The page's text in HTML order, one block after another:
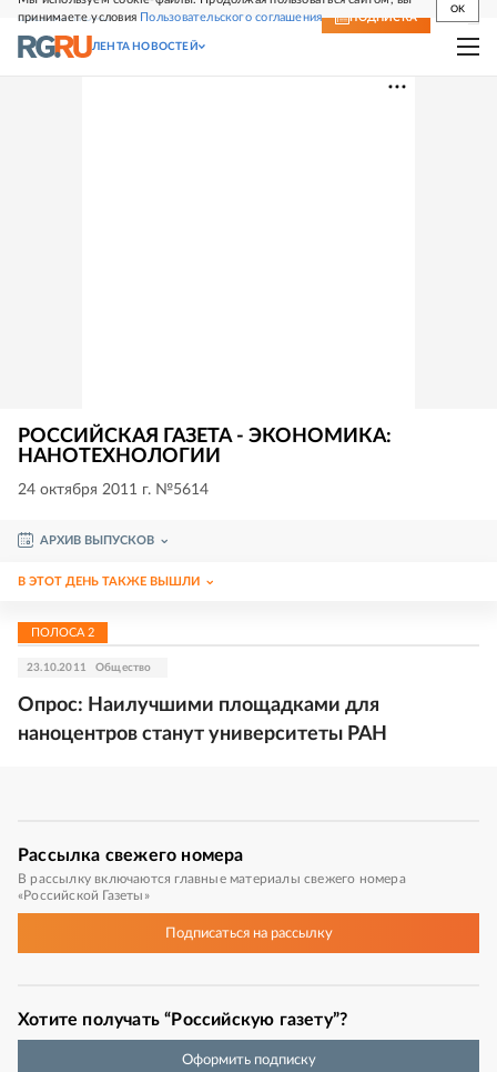
принимаете условия Пользовательского соглашения
OK
СВЕЖИЙ НОМЕР ПОДПИСКА
ЛЕНТА НОВОСТЕЙ
РОССИЙСКАЯ ГАЗЕТА - ЭКОНОМИКА:
НАНОТЕХНОЛОГИИ
24 октября 2011 г. №5614
АРХИВ ВЫПУСКОВ
В ЭТОТ ДЕНЬ ТАКЖЕ ВЫШЛИ
ПОЛОСА 2
23.10.2011 Общество
Опрос: Наилучшими площадками для
наноцентров станут университеты РАН
Рассылка свежего номера
В рассылку включаются главные материалы свежего номера
«Российской Газеты»
Подписатьсяна рассылку
Хотите получать “Российскую газету”?
Оформить подписку